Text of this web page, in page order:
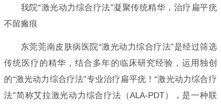
我院“激光动力综合疗法”凝聚传统精华，治疗扁平疣
不留瘢痕
东莞莞南皮肤病医院“激光动力综合疗法”是经过筛选
传统医疗的精华，结合多年的临床研究经验，运用独创
的“激光动力综合疗法”专业治疗扁平疣！“激光动力综合疗
法”简称艾拉激光动力综合疗法（ALA-PDT），是一种联